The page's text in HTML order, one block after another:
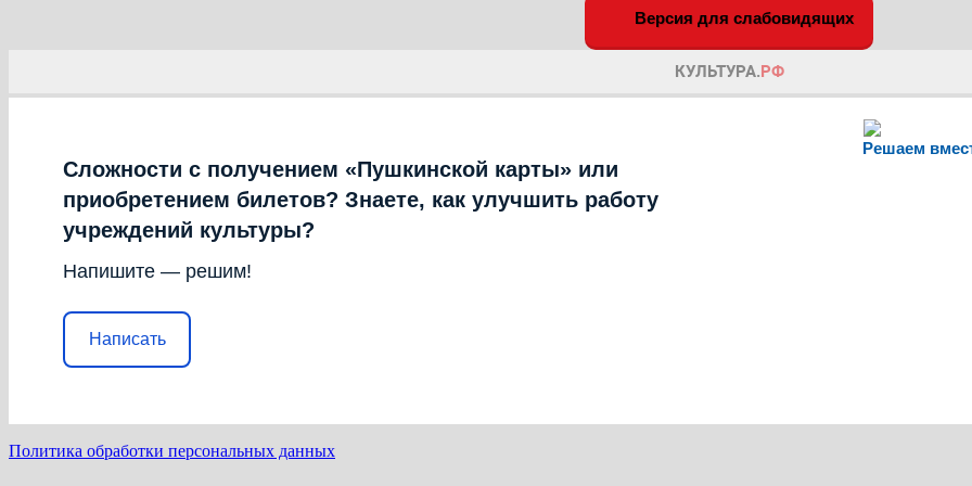
Версия для слабовидящих
Решаем
Сложности с получением «Пушкинской карты» или
приобретением билетов? Знаете, как улучшить работу
учреждений культуры?
Напишите — решим!
Написать
Политика обработки персональных данных